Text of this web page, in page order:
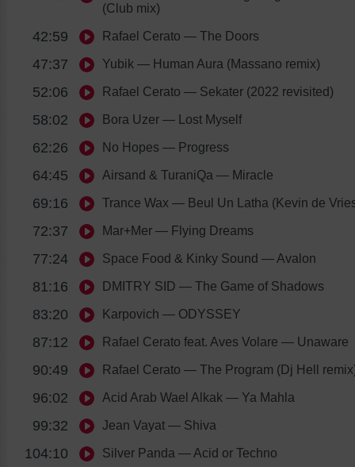
(Club mix)
42:59 Rafael Cerato — The Doors
47:37 Yubik — Human Aura (Massano remix)
52:06 Rafael Cerato — Sekater (2022 revisited)
58:02 Bora Uzer — Lost Myself
62:26 No Hopes — Progress
64:45 Airsand & TuraniQa — Miracle
69:16 Trance Wax — Beul Un Latha (Kevin de
72:37 Mar+Mer — Flying Dreams
77:24 Space Food & Kinky Sound — Avalon
81:16 DMITRY SID — The Game of Shadows
83:20 Karpovich — ODYSSEY
87:12 Rafael Cerato feat. Aves Volare — Unaware
90:49 Rafael Cerato — The Program (Dj Hell
96:02 Acid Arab Wael Alkak — Ya Mahla
99:32 Jean Vayat — Shiva
104:10 Silver Panda — Acid or Techno